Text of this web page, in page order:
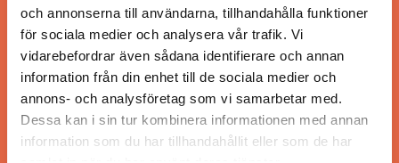
och annonserna till användarna, tillhandahålla funktioner
för sociala medier och analysera vår trafik. Vi
vidarebefordrar även sådana identifierare och annan
information från din enhet till de sociala medier och
annons- och analysföretag som vi samarbetar med.
Dessa kan i sin tur kombinera informationen med annan
information som du har tillhandahållit eller som de har
ANSVARIG UTGIVARE
Jonas Siljhammar
UPPHOVSRÄTT